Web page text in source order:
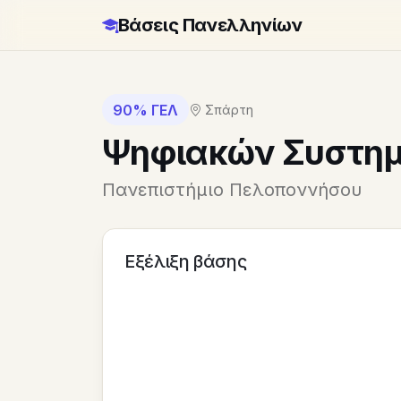
Βάσεις Πανελληνίων
90% ΓΕΛ Σπάρτη
Ψηφιακών
Πανεπιστήμιο Πελοποννήσου
Εξέλιξη βάσης